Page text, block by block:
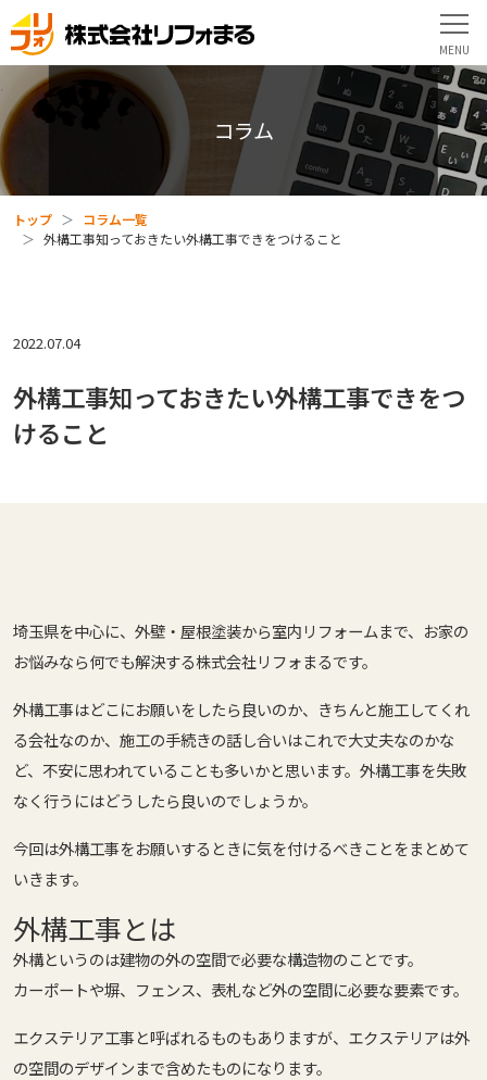
コラム
トップ
コラム一覧
外構工事知っておきたい外構工事できをつけること
2022.07.04
外構工事知っておきたい外構工事できをつ
けること
埼玉県を中心に、外壁・屋根塗装から室内リフォームまで、お家の
お悩みなら何でも解決する株式会社リフォまるです。
外構工事はどこにお願いをしたら良いのか、きちんと施工してくれ
る会社なのか、施工の手続きの話し合いはこれで大丈夫なのかな
ど、不安に思われていることも多いかと思います。外構工事を失敗
なく行うにはどうしたら良いのでしょうか。
今回は外構工事をお願いするときに気を付けるべきことをまとめて
いきます。
外構工事とは
外構というのは建物の外の空間で必要な構造物のことです。
カーポートや塀、フェンス、表札など外の空間に必要な要素です。
エクステリア工事と呼ばれるものもありますが、エクステリアは外
の空間のデザインまで含めたものになります。